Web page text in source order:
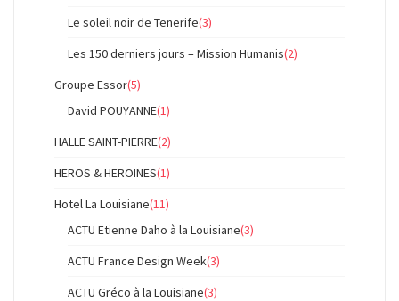
Le soleil noir de Tenerife(3)
Les 150 derniers jours – Mission Humanis(2)
Groupe Essor(5)
David POUYANNE(1)
HALLE SAINT-PIERRE(2)
HEROS & HEROINES(1)
Hotel La Louisiane(11)
ACTU Etienne Daho à la Louisiane(3)
ACTU France Design Week(3)
ACTU Gréco à la Louisiane(3)